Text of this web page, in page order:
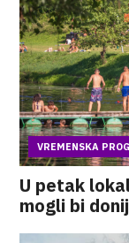
VREMENSKA
U petak
mogli bi